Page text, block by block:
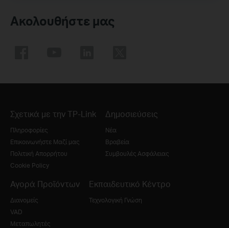
Ακολουθήστε μας
Σχετικά με την TP-Link
Πληροφορίες
Επικοινωνήστε Μαζί μας
Πολιτική Απορρήτου
Cookie Policy
Δημοσιεύσεις
Νέα
Βραβεία
Συμβουλές Ασφάλειας
Αγορά Προϊόντων
Διανομείς
VAD
Μεταπωλητές
Εκπαιδευτικό Κέντρο
Τεχνολογική Γνώση